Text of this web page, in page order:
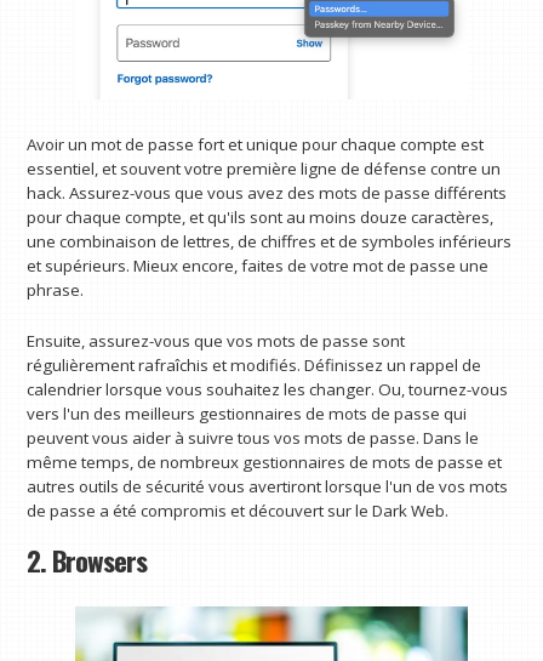
Avoir un mot de passe fort et unique pour chaque compte est
essentiel, et souvent votre première ligne de défense contre un
hack. Assurez-vous que vous avez des mots de passe différents
pour chaque compte, et qu'ils sont au moins douze caractères,
une combinaison de lettres, de chiffres et de symboles inférieurs
et supérieurs. Mieux encore, faites de votre mot de passe une
phrase.
Ensuite, assurez-vous que vos mots de passe sont
régulièrement rafraîchis et modifiés. Définissez un rappel de
calendrier lorsque vous souhaitez les changer. Ou, tournez-vous
vers l'un des meilleurs gestionnaires de mots de passe qui
peuvent vous aider à suivre tous vos mots de passe. Dans le
même temps, de nombreux gestionnaires de mots de passe et
autres outils de sécurité vous avertiront lorsque l'un de vos mots
de passe a été compromis et découvert sur le Dark Web.
2. Browsers